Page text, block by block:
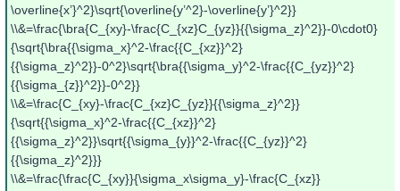
\overline{x’}^2}\sqrt{\overline{y’^2}-\overline{y’}^2}}
\\&=\frac{\bra{C_{xy}-\frac{C_{xz}C_{yz}}{{\sigma_z}^2}}-0\cdot0}
{\sqrt{\bra{{\sigma_x}^2-\frac{{C_{xz}}^2}
{{\sigma_z}^2}}-0^2}\sqrt{\bra{{\sigma_y}^2-\frac{{C_{yz}}^2}
{{\sigma_{z}}^2}}-0^2}}
\\&=\frac{C_{xy}-\frac{C_{xz}C_{yz}}{{\sigma_z}^2}}
{\sqrt{{\sigma_x}^2-\frac{{C_{xz}}^2}
{{\sigma_z}^2}}\sqrt{{\sigma_{y}}^2-\frac{{C_{yz}}^2}
{{\sigma_z}^2}}}
\\&=\frac{\frac{C_{xy}}{\sigma_x\sigma_y}-\frac{C_{xz}}